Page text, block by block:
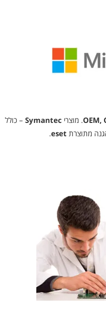
העבודה כולל אקוסטיקה שקטה
OEM,. מוצרי Symantec – כולל
eset
.